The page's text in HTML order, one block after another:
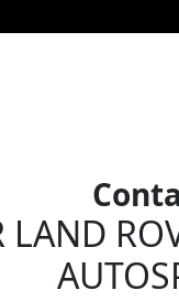
en parfait état et
de
LAND